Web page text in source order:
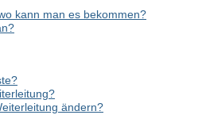
kann man es bekommen?
ändern?